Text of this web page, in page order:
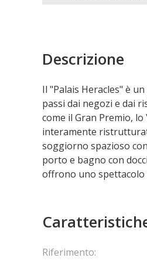
Descrizione
Il "Palais Heracles" è
passi dai negozi e dai
come il Gran Premio,
interamente
soggiorno spazioso
porto e bagno con
offrono uno spettacolo
Riferimento: